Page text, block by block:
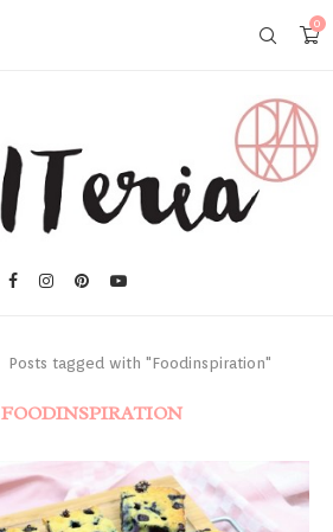
0
Posts tagged with "Foodinspiration"
FOODINSPIRATION